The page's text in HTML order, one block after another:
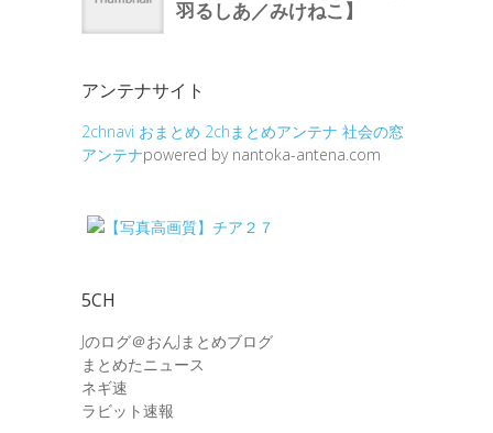
アンテナサイト
2chnavi おまとめ 2chまとめアンテナ 社会の窓
アンテナpowered by nantoka-antena.com
5CH
Jのログ＠おんJまとめブログ
まとめたニュース
ネギ速
ラビット速報